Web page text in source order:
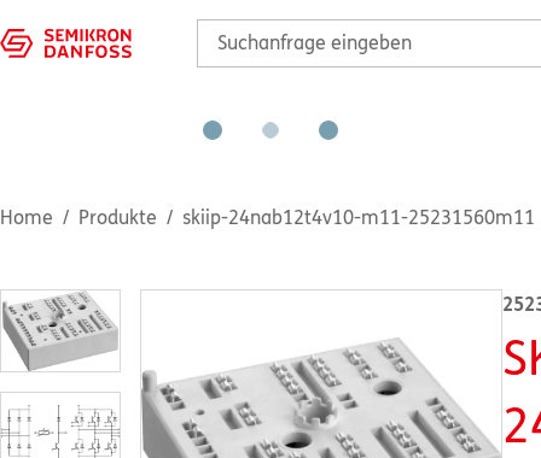
Home Produkte skiip-24nab12t4v10-m11-25231560m11